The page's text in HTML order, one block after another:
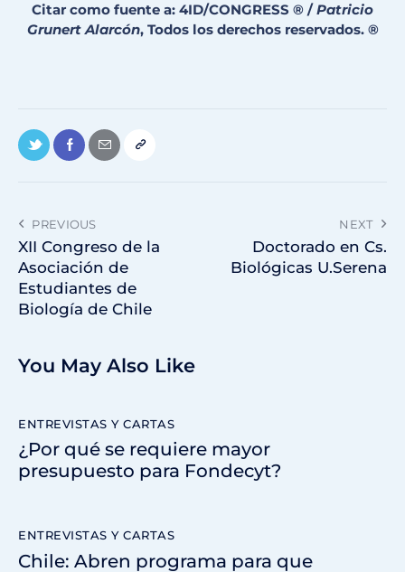
Citar como fuente a: 4ID/CONGRESS ® /Patricio
Grunert Alarcón, Todos los derechos reservados. ®
PREVIOUS
XII Congreso de la
Asociación de
Estudiantes de
Biología de Chile
NEXT
Doctorado en Cs.
Biológicas U.Serena
You May Also Like
ENTREVISTAS Y CARTAS
¿Por qué se requiere mayor
presupuesto para Fondecyt?
ENTREVISTAS Y CARTAS
Chile: Abren programa para que